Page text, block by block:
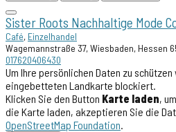
Sister Roots Nachhaltige Mode
Café, Einzelhandel
Wagemannstraße 37, Wiesbaden, Hessen
017620406430
Um Ihre persönlichen Daten zu
eingebetteten Landkarte blockiert.
Klicken Sie den Button Karte laden,
die Karte laden, akzeptieren Sie die
OpenStreetMap Foundation.